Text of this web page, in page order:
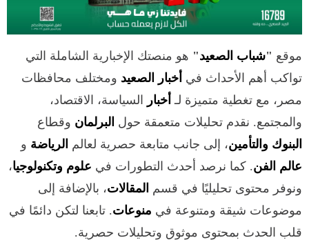
موقع "شباب الصعيد" هو منصتك الإخبارية الشاملة التي
تواكب أهم الأحداث في أخبار الصعيد ومختلف محافظات
مصر، مع تغطية متميزة لـ أخبار السياسة، الاقتصاد،
والمجتمع. نقدم تحليلات متعمقة حول البرلمان وقطاع
البنوك والتأمين، إلى جانب متابعة حصرية لعالم الرياضة و
عالم الفن. كما نرصد أحدث التطورات في علوم وتكنولوجيا،
ونوفر محتوى تحليليًا في قسم المقالات، بالإضافة إلى
موضوعات شيقة ومتنوعة في منوعات. تابعنا لتكن دائمًا في
قلب الحدث بمحتوى موثوق وتحليلات حصرية.